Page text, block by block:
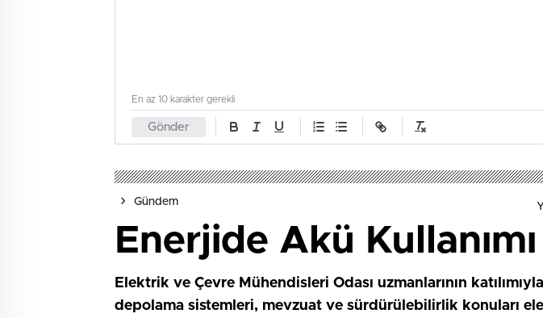
Gönder
En az 10 karakter gerekli
Gündem
Enerjide Akü Kullanımı
Elektrik ve Çevre Mühendisleri Odası uzmanlarının
depolama sistemleri, mevzuat ve sürdürülebilirlik konuları